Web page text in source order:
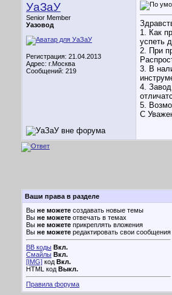
УаЗаУ
Senior Member
Уазовод
Регистрация: 21.04.2013
Адрес: г.Москва
Сообщений: 219
1. Как
успеть
2. При
3. В
4.
5.
С
Ваши права в разделе
Вы не можете создавать новые темы
Вы не можете отвечать в темах
Вы не можете прикреплять вложения
Вы не можете редактировать свои сообщения
BB коды Вкл.
Смайлы Вкл.
[IMG] код Вкл.
HTML код Выкл.
Правила форума